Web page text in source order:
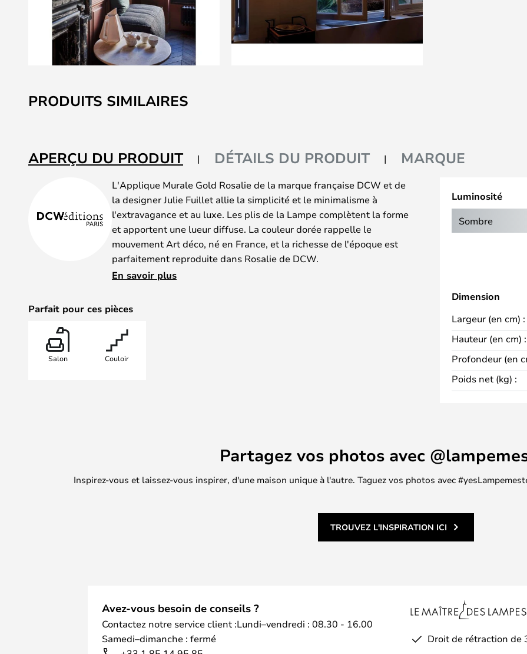
to
the
the
images
PRODUITS SIMILAIRES
APERÇU DU PRODUIT DÉTAILS DU PRODUIT MARQUE
L'Applique Murale Gold Rosalie de la marque française DCW et de
la designer Julie Fuillet allie la simplicité et le minimalisme à
l'extravagance et au luxe. Les plis de la Lampe complètent la forme
et apportent une lueur diffuse. La couleur dorée rappelle le
mouvement Art déco, né en France, et la richesse de l'époque est
parfaitement reproduite dans Rosalie de DCW.
Utilisez-la comme une version innovante de l'Appliques Murales
collection minimaliste dans un environnement scandinave, et
En savoir plus
Parfait pour ces pièces
Salon Couloir
Luminosité
Sombre
Dimension
Largeur (en cm) :
Hauteur (en cm) :
Profondeur (en
Poids net (kg) :
Partagez vos photos avec
Inspirez-vous et laissez-vous inspirer, d'une maison unique à l'autre. Taguez vos photos avec
TROUVEZ L'INSPIRATION ICI
Avez-vous besoin de conseils ?
Contactez notre service client :Lundi–vendredi : 08.30 - 16.00
Samedi–dimanche : fermé
Droit de rétraction de